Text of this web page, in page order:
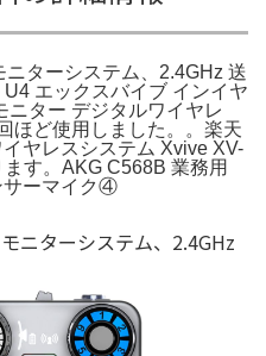
ターシステム、2.4GHz 送
エックスバイブ インイヤ
ニター デジタルワイヤレ
ほど使用しました。。楽天
ヤレスシステム Xvive XV-
す。AKG C568B 業務用
サーマイク④